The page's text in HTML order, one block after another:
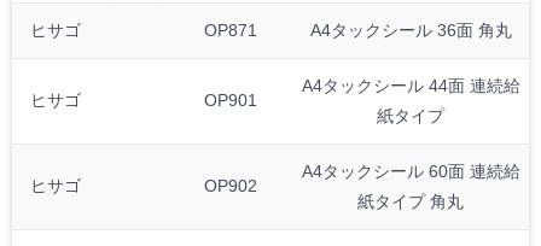
ヒサゴ OP871 A4タックシール 36面 角丸
ヒサゴ OP901
A4タックシール 44面 連続給
紙タイプ
ヒサゴ OP902
A4タックシール 60面 連続給
紙タイプ 角丸